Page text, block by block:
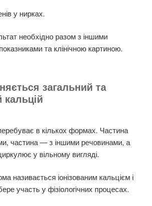
у нирках.
необхідно разом з іншими
та клінічною картиною.
загальний та
кальцій
в кількох формах. Частина
частина — з іншими речовинами, а
у вільному вигляді.
називається іонізованим кальцієм і
участь у фізіологічних процесах.